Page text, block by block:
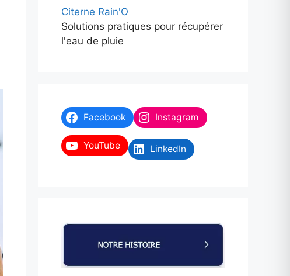
Citerne Rain'O
Solutions pratiques pour récupérer
l'eau de pluie
Facebook Instagram
YouTube LinkedIn